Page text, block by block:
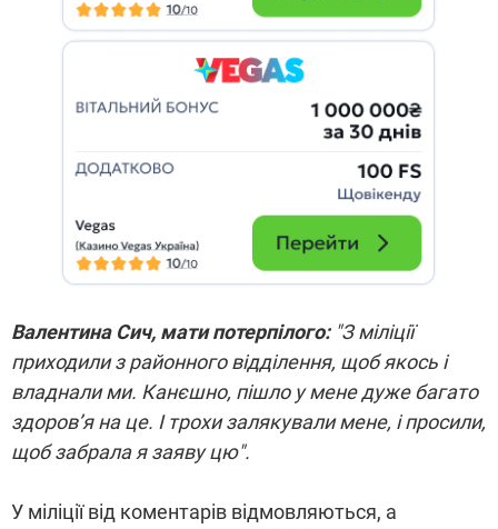
Валентина Сич, мати потерпілого:"З міліції
приходили з районного відділення, щоб якось і
владнали ми. Канєшно, пішло у мене дуже багато
здоров’я на це. І трохи залякували мене, і просили,
щоб забрала я заяву цю".
У міліції від коментарів відмовляються, а